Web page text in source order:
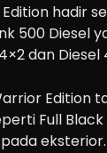
hadir
500 Diesel
dan Diesel
Edition
Full
eksterior.